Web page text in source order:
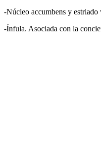
-Núcleo accumbens y estriado
-Ínfula. Asociada con la